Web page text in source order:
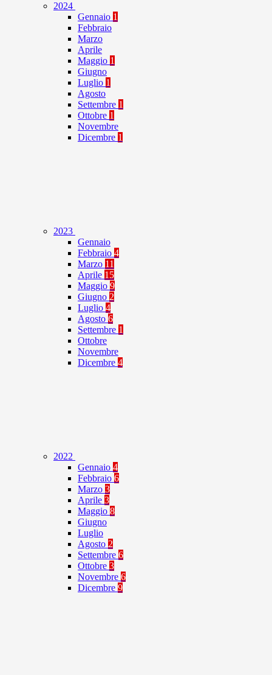
2024
Gennaio 1
Febbraio
Marzo
Aprile
Maggio 1
Giugno
Luglio 1
Agosto
Settembre 1
Ottobre 1
Novembre
Dicembre 1
2023
Gennaio
Febbraio 4
Marzo 11
Aprile 15
Maggio 9
Giugno 2
Luglio 4
Agosto 6
Settembre 1
Ottobre
Novembre
Dicembre 4
2022
Gennaio 4
Febbraio 6
Marzo 3
Aprile 3
Maggio 8
Giugno
Luglio
Agosto 2
Settembre 6
Ottobre 3
Novembre 6
Dicembre 9